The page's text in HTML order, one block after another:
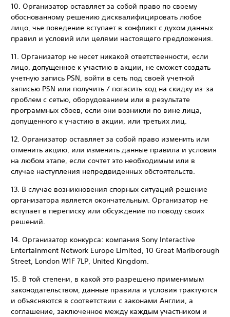
10. Организатор оставляет за собой право по своему
обоснованному решению дисквалифицировать любое
лицо, чье поведение вступает в конфликт с духом данных
правил и условий или целями настоящего предложения.
11. Организатор не несет никакой ответственности, если
лицо, допущенное к участию в акции, не сможет создать
учетную запись PSN, войти в сеть под своей учетной
записью PSN или получить / погасить код на скидку из-за
проблем с сетью, оборудованием или в результате
программных сбоев, если они возникли по вине лица,
допущенного к участию в акции, или третьих лиц.
12. Организатор оставляет за собой право изменить или
отменить акцию, или изменить данные правила и условия
на любом этапе, если сочтет это необходимым или в
случае наступления непредвиденных обстоятельств.
13. В случае возникновения спорных ситуаций решение
организатора является окончательным. Организатор не
вступает в переписку или обсуждение по поводу своих
решений.
14. Организатор конкурса: компания Sony Interactive
Entertainment Network Europe Limited, 10 Great Marlborough
Street, London W1F 7LP, United Kingdom.
15. В той степени, в какой это разрешено применимым
законодательством, данные правила и условия трактуются
и объясняются в соответствии с законами Англии, а
соглашение, заключенное между каждым участником и